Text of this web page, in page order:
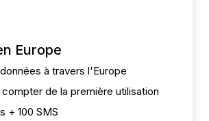
Europe
à travers l'Europe
compter de la première utilisation
+ 100 SMS